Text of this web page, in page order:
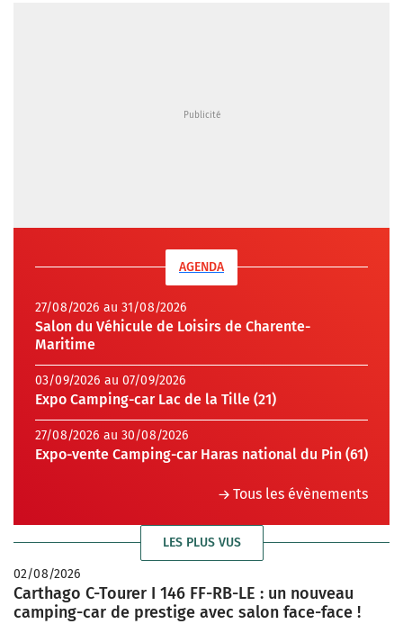
AGENDA
27/08/2026 au 31/08/2026
Salon du Véhicule de Loisirs de Charente-
Maritime
03/09/2026 au 07/09/2026
Expo Camping-car Lac de la Tille (21)
27/08/2026 au 30/08/2026
Expo-vente Camping-car Haras national du Pin (61)
Tous les évènements
LES PLUS VUS
02/08/2026
Carthago C-Tourer I 146 FF-RB-LE : un nouveau
camping-car de prestige avec salon face-face !